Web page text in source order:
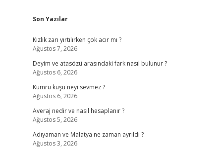
Sidebar
Son Yazılar
Kızlık zarı yırtılırken çok acır mı ?
Ağustos 7, 2026
Deyim ve atasözü arasındaki fark nasıl bulunur ?
Ağustos 6, 2026
Kumru kuşu neyi sevmez ?
Ağustos 6, 2026
Averaj nedir ve nasıl hesaplanır ?
Ağustos 5, 2026
Adıyaman ve Malatya ne zaman ayrıldı ?
Ağustos 3, 2026
vdcasino sitesigrandoperabet giriş